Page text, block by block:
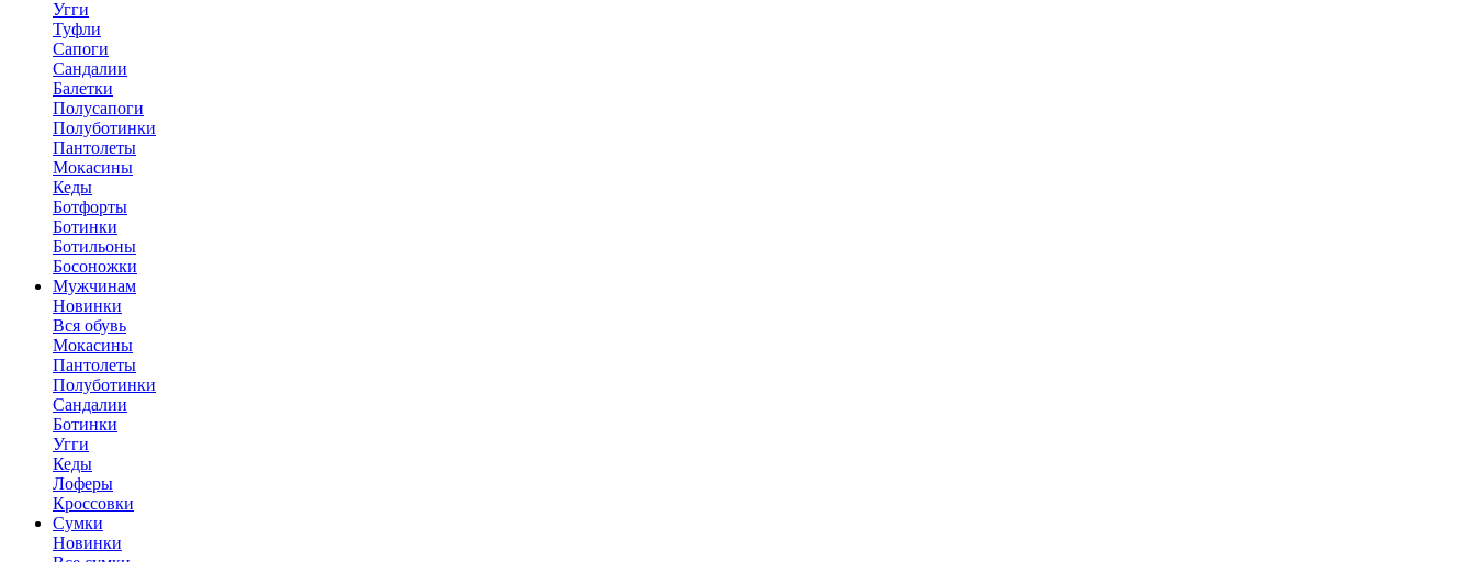
Угги
Туфли
Сапоги
Сандалии
Балетки
Полусапоги
Полуботинки
Пантолеты
Мокасины
Кеды
Ботфорты
Ботинки
Ботильоны
Босоножки
Мужчинам
Новинки
Вся обувь
Мокасины
Пантолеты
Полуботинки
Сандалии
Ботинки
Угги
Кеды
Лоферы
Кроссовки
Сумки
Новинки